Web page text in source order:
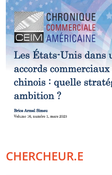
CHERCHEUR.E